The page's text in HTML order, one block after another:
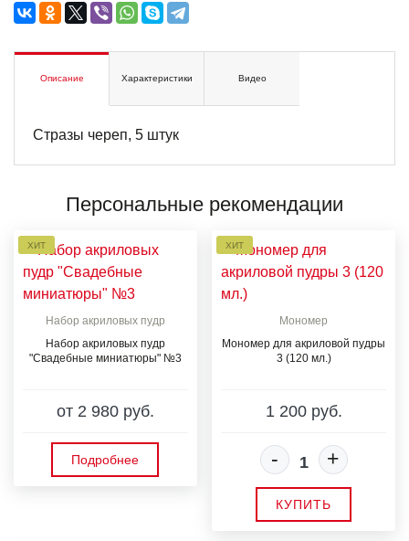
Описание Характеристики Видео
Стразы череп, 5 штук
Персональные рекомендации
ХИТ
Набор акриловых пудр
Набор акриловых пудр
"Свадебные миниатюры" №3
от 2 980 руб.
Подробнее
ХИТ
Мономер
Мономер для акриловой пудры
3 (120 мл.)
1 200 руб.
- +
КУПИТЬ